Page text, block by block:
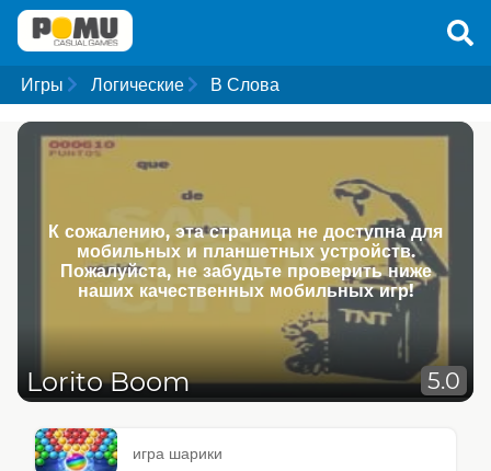
Игры Логические В Слова
К сожалению, эта страница не доступна для
мобильных и планшетных устройств.
Пожалуйста, не забудьте проверить ниже
наших качественных мобильных игр!
Lorito Boom 5.0
игра шарики